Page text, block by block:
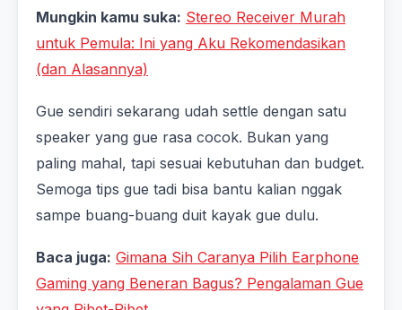
Mungkin kamu suka: Stereo Receiver Murah
untuk Pemula: Ini yang Aku Rekomendasikan
(dan Alasannya)
Gue sendiri sekarang udah settle dengan satu
speaker yang gue rasa cocok. Bukan yang
paling mahal, tapi sesuai kebutuhan dan budget.
Semoga tips gue tadi bisa bantu kalian nggak
sampe buang-buang duit kayak gue dulu.
Baca juga: Gimana Sih Caranya Pilih Earphone
Gaming yang Beneran Bagus? Pengalaman Gue